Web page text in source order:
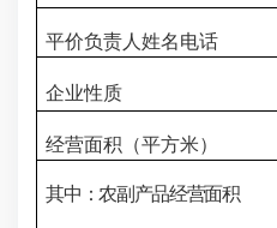
平价负责人姓名电话
企业性质
经营面积（平方米）
其中：农副产品经营面积